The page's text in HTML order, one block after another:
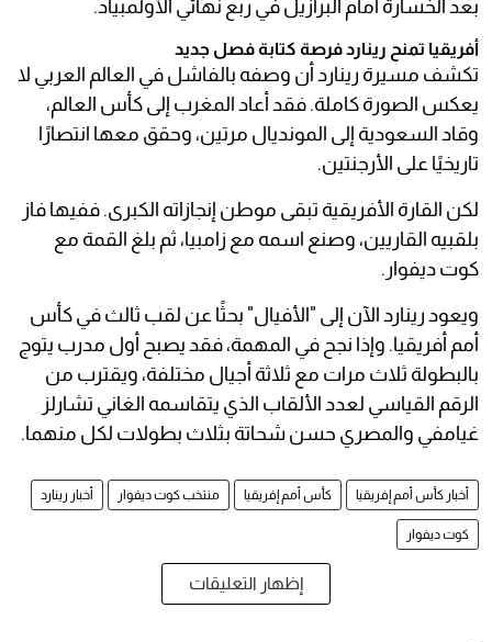
بعد الخسارة أمام البرازيل في ربع نهائي الأولمبياد.
أفريقيا تمنح رينارد فرصة كتابة فصل جديد
تكشف مسيرة رينارد أن وصفه بالفاشل في العالم العربي لا
يعكس الصورة كاملة. فقد أعاد المغرب إلى كأس العالم،
وقاد السعودية إلى المونديال مرتين، وحقق معها انتصارًا
تاريخيًا على الأرجنتين.
لكن القارة الأفريقية تبقى موطن إنجازاته الكبرى. ففيها فاز
بلقبيه القاريين، وصنع اسمه مع زامبيا، ثم بلغ القمة مع
كوت ديفوار.
ويعود رينارد الآن إلى "الأفيال" بحثًا عن لقب ثالث في كأس
أمم أفريقيا. وإذا نجح في المهمة، فقد يصبح أول مدرب يتوج
بالبطولة ثلاث مرات مع ثلاثة أجيال مختلفة، ويقترب من
الرقم القياسي لعدد الألقاب الذي يتقاسمه الغاني تشارلز
غيامفي والمصري حسن شحاتة بثلاث بطولات لكل منهما.
أخبار كأس أمم إفريقيا كأس أمم إفريقيا منتخب كوت ديفوار أخبار رينارد
كوت ديفوار
إظهار التعليقات